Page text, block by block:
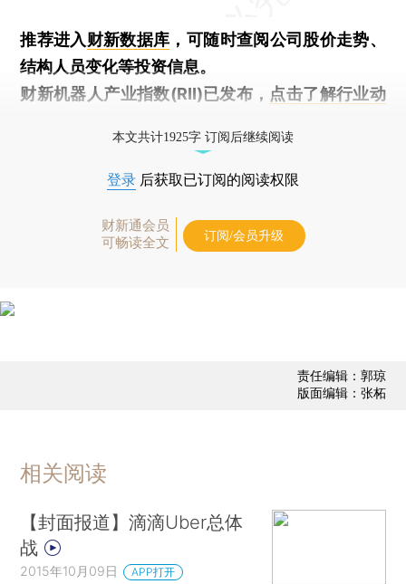
推荐进入财新数据库 ，可随时查阅公司股价走势、
结构人员变化等投资信息。
财新机器人产业指数(RII)已发布， 点击了解行业动
本文共计1925字 订阅后继续阅读
登录 后获取已订阅的阅读权限
财新通会员
可畅读全文
订阅/会员升级
责任编辑：郭琼
版面编辑：张柘
相关阅读
【封面报道】滴滴Uber总体
战
2015年10月09日 APP打开